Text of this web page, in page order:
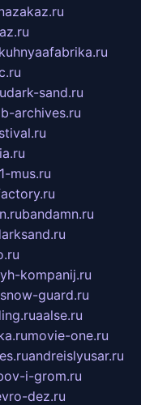
dark-sand.ru
archives.ru
1-mus.ru
bandamn.ru
kompanij.ru
snow-guard.ru
aalse.ru
movie-one.ru
andreislyusar.ru
i-grom.ru
dez.ru